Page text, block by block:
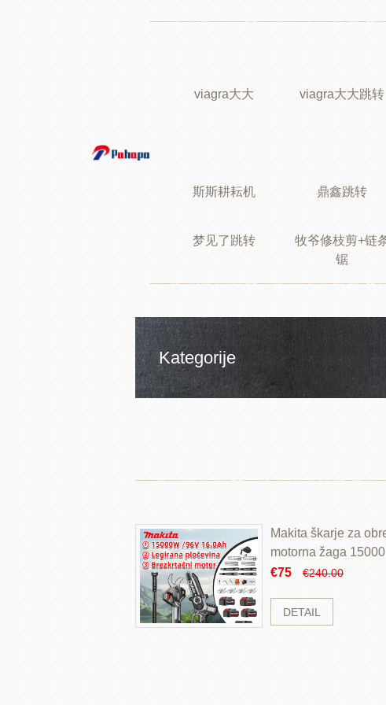
viagra大大 viagra大大跳转
斯斯耕耘机 鼎鑫跳转
梦见了跳转
牧爷修枝剪+链
锯
Kategorije
Makita škarje za
motorna žaga
€75
€240.00
DETAIL